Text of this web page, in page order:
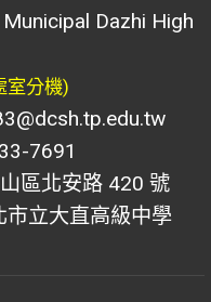
Dazhi High
室分機)
7691
區北安路 420 號
市立大直高級中學